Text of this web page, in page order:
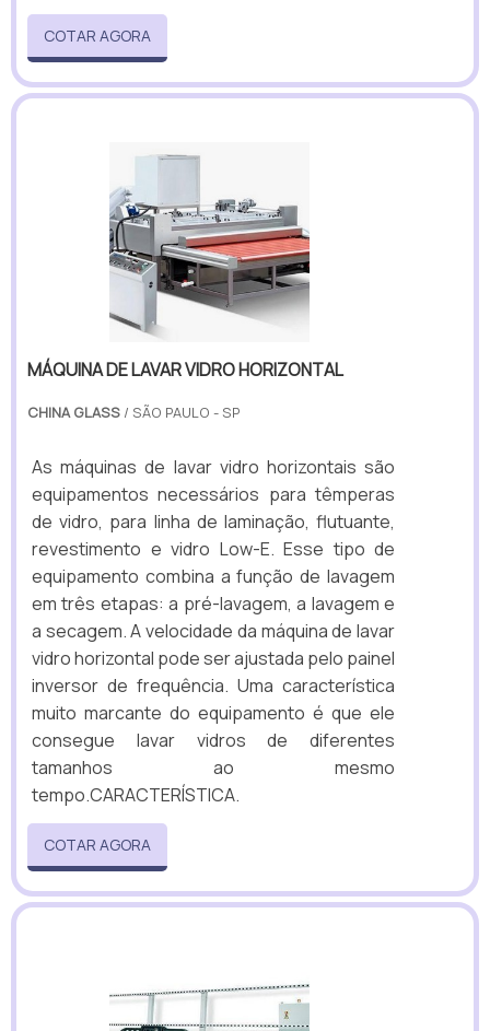
COTAR AGORA
MÁQUINA DE LAVAR VIDRO HORIZONTAL
CHINA GLASS / SÃO PAULO - SP
As máquinas de lavar vidro horizontais são
equipamentos necessários para têmperas
de vidro, para linha de laminação, flutuante,
revestimento e vidro Low-E. Esse tipo de
equipamento combina a função de lavagem
em três etapas: a pré-lavagem, a lavagem e
a secagem. A velocidade da máquina de lavar
vidro horizontal pode ser ajustada pelo painel
inversor de frequência. Uma característica
muito marcante do equipamento é que ele
consegue lavar vidros de diferentes
tamanhos ao mesmo
tempo.CARACTERÍSTICA.
COTAR AGORA